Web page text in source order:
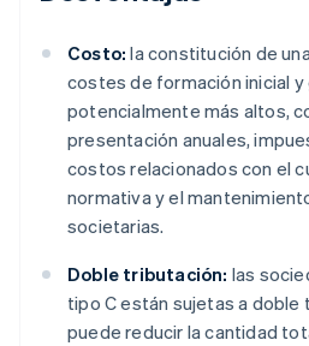
Costo: la constitución de
costes de formación inicial
potencialmente más altos,
presentación anuales,
costos relacionados con el
normativa y el
societarias.
Doble tributación: las
tipo C están sujetas a doble
puede reducir la cantidad